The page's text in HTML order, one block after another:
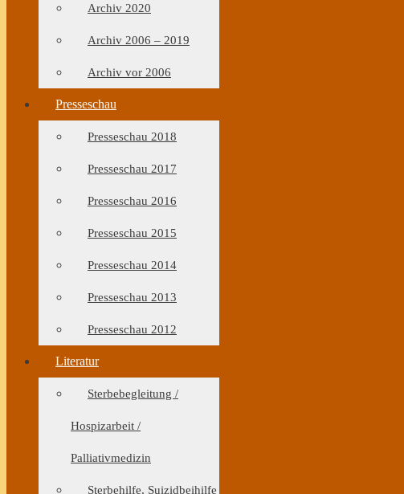
Archiv 2020
Archiv 2006 – 2019
Archiv vor 2006
Presseschau
Presseschau 2018
Presseschau 2017
Presseschau 2016
Presseschau 2015
Presseschau 2014
Presseschau 2013
Presseschau 2012
Literatur
Sterbebegleitung /
Hospizarbeit /
Palliativmedizin
Sterbehilfe, Suizidbeihilfe